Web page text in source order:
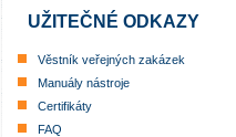
UŽITEČNÉ ODKAZY
Věstník veřejných zakázek
Manuály nástroje
Certifikáty
FAQ